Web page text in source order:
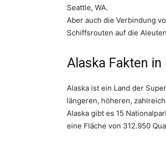
Seattle, WA.
Aber auch die Verbindung
Schiffsrouten auf die
Alaska Fakten in
Alaska ist ein Land der
längeren, höheren,
Alaska gibt es 15
eine Fläche von 312.950